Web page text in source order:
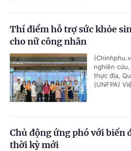
Thí điểm hỗ trợ sức khỏe
cho nữ công nhân
nghiên
thực địa,
(UNFPA)
Chủ động ứng phó với biến
thời kỳ mới